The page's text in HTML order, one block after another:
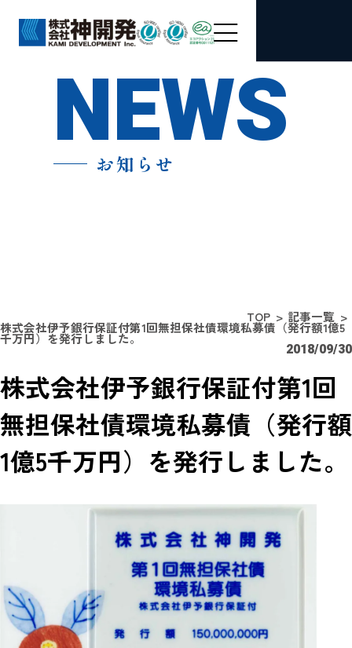
NEWS
お知らせ
TOP 記事一覧
株式会社伊予銀行保証付第1回無担保社債環境私募債（発行額1億5
千万円）を発行しました。
2018/09/30
株式会社伊予銀行保証付第1回
無担保社債環境私募債（発行額
1億5千万円）を発行しました。